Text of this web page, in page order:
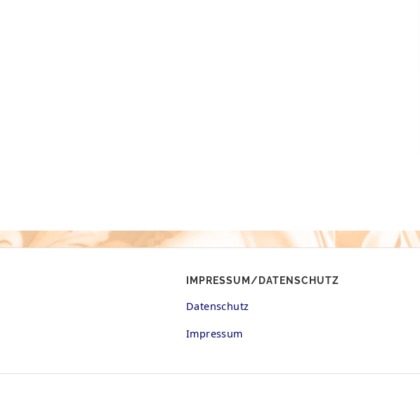
IMPRESSUM/DATENSCHUTZ
Datenschutz
Impressum